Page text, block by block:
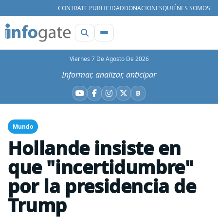
CONTRATE PUBLICIDADDONACIONESQUIÉNES SOMOS
Viernes 7 De Agosto De 2026
Informar, analizar, anticipar
YouTube
Facebook
Instagram
X BBluesky
Mundo
Hollande insiste en
que "incertidumbre"
por la presidencia de
Trump